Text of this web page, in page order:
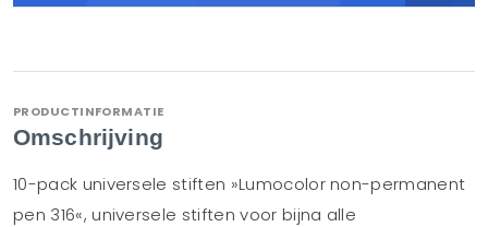
PRODUCTINFORMATIE
Omschrijving
10-pack universele stiften »Lumocolor non-permanent
pen 316«, universele stiften voor bijna alle